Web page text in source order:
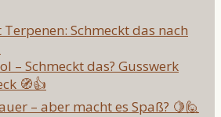
Terpenen: Schmeckt das nach
– Schmeckt das? Gusswerk
🧭👍
– aber macht es Spaß? 🍋🙋